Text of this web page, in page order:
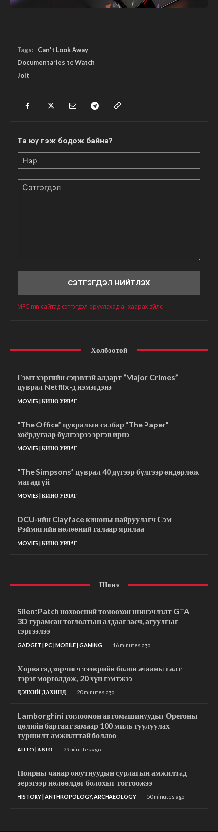
Tags:
Can't Look Away
Documentaries to Watch
Jolt
Та юу гэж бодож байна?
MFC.mn сайтад сэтгэгдэл оруулахад анхаарах зүйлс
Холбоотой
Гэмт хэргийн сэдэвтэй алдарт “Major Crimes”
цуврал Netflix-д нэмэгдэнэ
MOVIES | КИНО УРЛАГ
“The Office” цувралын салбар “The Paper”
хоёрдугаар бүлгээрээ эргэн ирнэ
MOVIES | КИНО УРЛАГ
“The Simpsons” цуврал 40 дүгээр бүлгээр өндөрлөж
магадгүй
MOVIES | КИНО УРЛАГ
DCU-ийн Clayface киноны найруулагч Сэм
Рэймигийн нөлөөний талаар ярилаа
MOVIES | КИНО УРЛАГ
Шинэ
SilentPatch нөхөөсний томоохон шинэчлэлт GTA
3D гурамсан тоглолтын алдааг засч, агуулгыг
сэргээлээ
GADGET | PC | MOBILE | GAMING 16 minutes ago
Хорватад зорчигч тээврийн болон ачааны галт
тэрэг мөргөлдөж, 20 хүн гэмтжээ
ДЭЛХИЙ ДАХИНД 20 minutes ago
Lamborghini тоглоомон автомашинуудыг Орегоны
цөлийн бартаат замаар 100 миль туулуулах
туршилт амжилттай боллоо
AUTO | АВТО 29 minutes ago
Нойрны чанар оюутнуудын сурлагын амжилтад
эерэгээр нөлөөлдөг болохыг тогтоожээ
HISTORY | ANTHROPOLOGY, ARCHAEOLOGY 50 minutes ago